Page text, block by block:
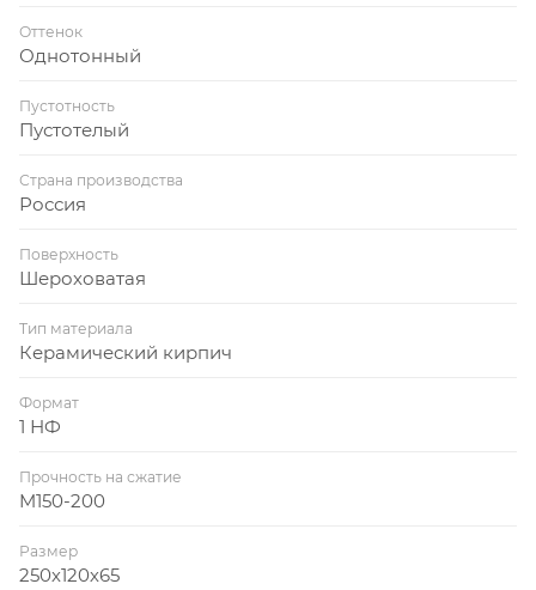
Оттенок
Однотонный
Пустотность
Пустотелый
Страна производства
Россия
Поверхность
Шероховатая
Тип материала
Керамический кирпич
Формат
1 НФ
Прочность на сжатие
M150-200
Размер
250х120х65